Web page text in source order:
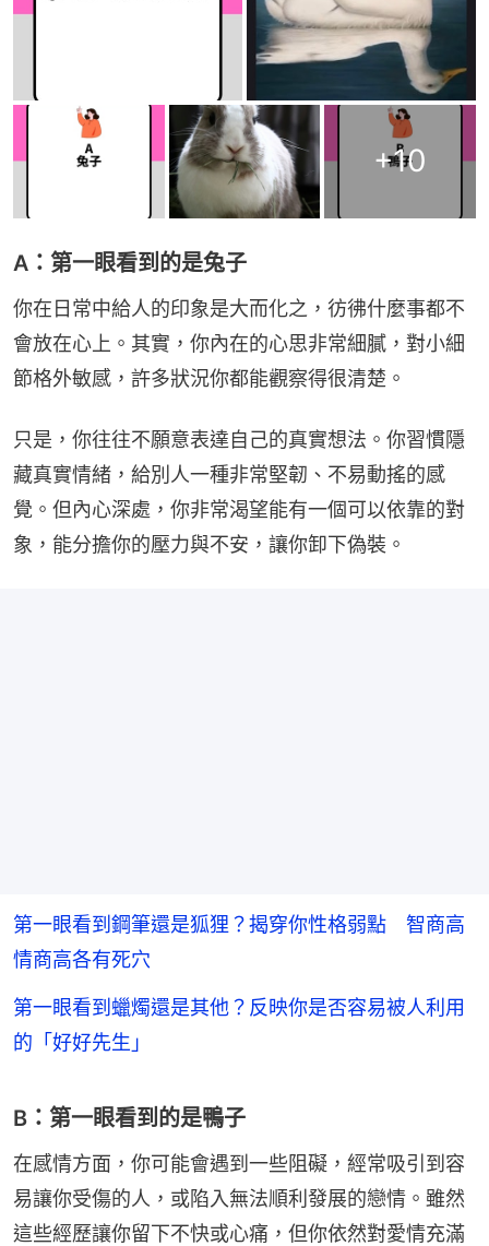
+10
A：第一眼看到的是兔子
你在日常中給人的印象是大而化之，彷彿什麼事都不
會放在心上。其實，你內在的心思非常細膩，對小細
節格外敏感，許多狀況你都能觀察得很清楚。
只是，你往往不願意表達自己的真實想法。你習慣隱
藏真實情緒，給別人一種非常堅韌、不易動搖的感
覺。但內心深處，你非常渴望能有一個可以依靠的對
象，能分擔你的壓力與不安，讓你卸下偽裝。
第一眼看到鋼筆還是狐狸？揭穿你性格弱點 智商高
情商高各有死穴
第一眼看到蠟燭還是其他？反映你是否容易被人利用
的「好好先生」
B：第一眼看到的是鴨子
在感情方面，你可能會遇到一些阻礙，經常吸引到容
易讓你受傷的人，或陷入無法順利發展的戀情。雖然
這些經歷讓你留下不快或心痛，但你依然對愛情充滿